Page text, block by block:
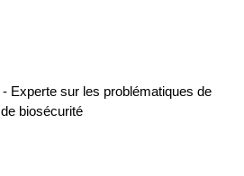
Experte sur les problématiques de
biosécurité